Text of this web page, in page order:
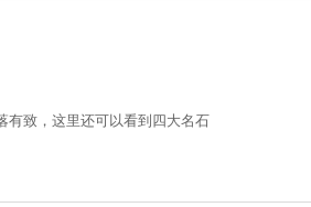
有致，这里还可以看到四大名石